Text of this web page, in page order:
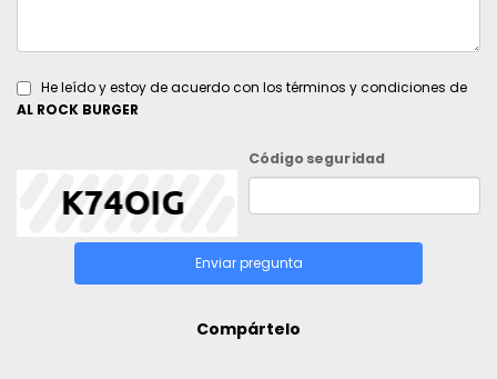
He leído y estoy de acuerdo con los términos y condiciones de
AL ROCK BURGER
Código seguridad
Enviar pregunta
Compártelo